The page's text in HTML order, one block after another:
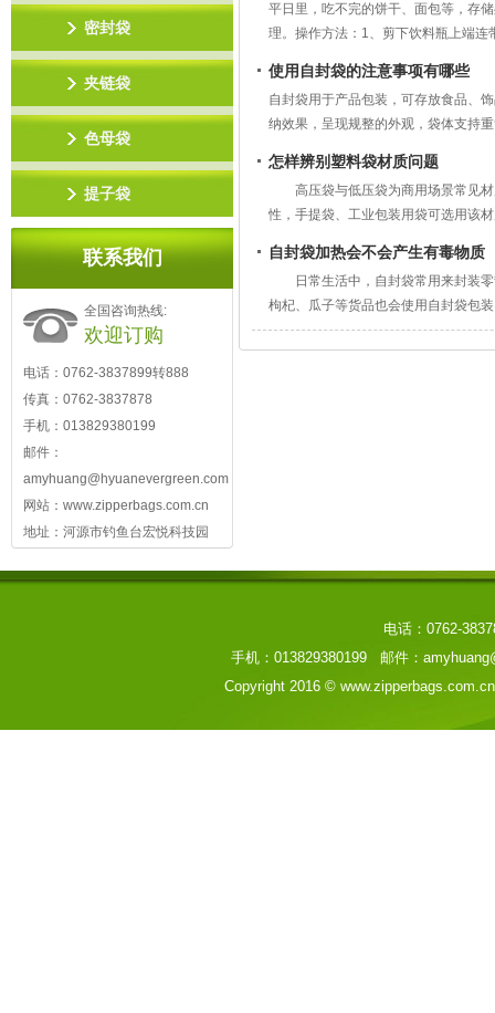
密封袋
夹链袋
色母袋
提子袋
联系我们
全国咨询热线:
欢迎订购
电话：0762-3837899转888
传真：0762-3837878
手机：013829380199
邮件：
amyhuang@hyuanevergreen.com
网站：www.zipperbags.com.cn
地址：河源市钓鱼台宏悦科技园
（4）声响辨别方式，抖
平日里，吃不完的饼干、面包等，存
理。操作方法：1、剪下饮料瓶上端
使用自封袋的注意事项有哪些
自封袋用于产品包装，可存放食品、
纳效果，呈现规整的外观，袋体支持
1、维持封口拉链部位洁
怎样辨别塑料袋材质问题
高压袋与低压袋为商用场景常见
性，手提袋、工业包装用袋可选用该
自封袋加热会不会产生有毒物质
日常生活中，自封袋常用来封装
枸杞、瓜子等货品也会使用自封袋包
电话：0762-
手机：013829380199 邮件：
Copyright 2016 ©